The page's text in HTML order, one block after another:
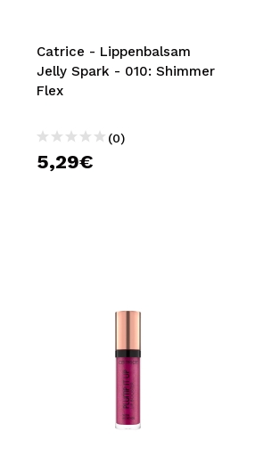
Catrice - Lippenbalsam
Jelly Spark - 010: Shimmer
Flex
(0)
5,29€